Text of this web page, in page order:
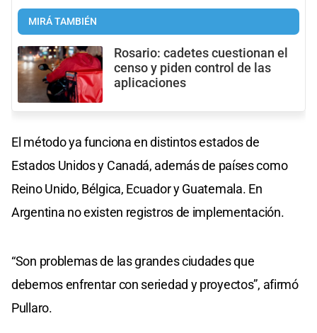
MIRÁ TAMBIÉN
Rosario: cadetes cuestionan el
censo y piden control de las
aplicaciones
El método ya funciona en distintos estados de
Estados Unidos y Canadá, además de países como
Reino Unido, Bélgica, Ecuador y Guatemala. En
Argentina no existen registros de implementación.
“Son problemas de las grandes ciudades que
debemos enfrentar con seriedad y proyectos”, afirmó
Pullaro.